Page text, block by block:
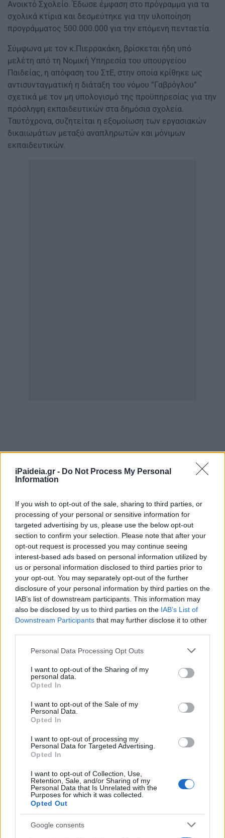
iPaideia.gr - Do Not Process My Personal
Information
If you wish to opt-out of the sale, sharing to third parties, or
processing of your personal or sensitive information for
targeted advertising by us, please use the below opt-out
section to confirm your selection. Please note that after your
opt-out request is processed you may continue seeing
interest-based ads based on personal information utilized by
us or personal information disclosed to third parties prior to
your opt-out. You may separately opt-out of the further
disclosure of your personal information by third parties on the
IAB’s list of downstream participants. This information may
also be disclosed by us to third parties on the IAB’s List of
Downstream Participants that may further disclose it to other
Please note that this website/app uses one or more Google
not limited to your visit or usage behaviour. You may click to
grant or deny consent to Google and its third-party tags to
use your data for below specified purposes in below Google
consent section.
Personal Data Processing Opt Outs
I want to opt-out of the Sharing of my
personal data.
Opted In
I want to opt-out of the Sale of my
Personal Data.
Opted In
I want to opt-out of processing my
Personal Data for Targeted Advertising.
Opted In
I want to opt-out of Collection, Use,
Retention, Sale, and/or Sharing of my
Personal Data that Is Unrelated with the
Purposes for which it was collected.
Opted Out
Google consents
Ανοικτό Σχολείο. Έδωσε έμφαση στο πρόγραμμα για τα
σχολικά κτίρια και δεσμεύτηκε για την υλοποίηση
προγράμματος 500.000.000 για την επόμενη πενταετία.
Σύμφωνα με τον κ.Πιερρακάκη, βρίσκεται ήδη υπό
μελέτη από τη Νομική Υπηρεσία του υπουργείου
Παιδείας, η απόφαση του ΣτΕ, στην οποία κρίθηκε ως
αντισυνταγματική η διάταξη του νόμου “Γαβρόγλου”
σχετικά με τον μη υπολογισμό της προϋπηρεσίας για την
πρόσληψη εκπαιδευτικών στα δημόσια σχολεία.
Ταυτόχρονα, συζητείται η εξομοίωση των εργασιακών
δικαιωμάτων μεταξύ αναπληρωτών και μόνιμων
εκπαιδευτικών.
Από τους εκπροσώπους της ΟΛΜΕ δεν έλειψαν, ωστόσο,
διαλόγου με την ηγεσία του υπουργείου Παιδείας σε πιο
οργανωμένη, συστηματική και συχνή βάση ώστε να
υπάρχει σταθερός δίαυλος επικοινωνίας.
Κεντρικό ζήτημα από πλευράς Ομοσπονδίας, είναι
εκείνο των συνθηκών διαβίωσης και η στέγαση των
εκπαιδευτικών, δεδομένης της αναντιστοιχίας μεταξύ
μισθών και ενοικίων ενώ παράλληλα, ζητούν την
παρέμβαση της τοπικής αυτοδιοίκησης. Ο υπουργός,
παραδέχθηκε ότι υφίσταται πρόβλημα και σημείωσε
πως εκτιμά ότι η αλλαγή της αναλογίας του ποσοστού
Τόνισε πως είναι σημαντικό να παρέμβουν οι δήμοι για
τους οποίους δήλωσε πως υπάρχουν διαφορετικά
επίπεδα ανταπόκρισης και υποστήριξε πως είναι ανάγκη
να διαμορφωθούν δημόσιες πολιτικές για το σύνολο των
δημοσίων υπαλλήλων.
Οι συνδικαλιστές έθεσαν, επίσης τα ζητήματα της
επιδόματος βιβλιοθήκης αλλά και του επιδόματος
παραμεθορίου, όπως και τη διαπραγμάτευση για την
υπογραφή Συλλογικής Σύμβασης Εργασίας. Ωστόσο,
σχετικά με τη θεσμοθέτηση Συλλογικής Σύμβασης για
τους εκπαιδευτικούς, ο Κυριάκος Πιερρακάκης
παρέπεμψε τους συνδικαλιστές στο υπουργείο
Οικονομικών.